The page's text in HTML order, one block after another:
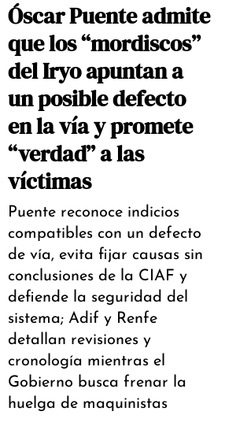
Óscar Puente admite
que los “mordiscos”
del Iryo apuntan a
un posible defecto
en la vía y promete
“verdad” a las
víctimas
Puente reconoce indicios
compatibles con un defecto
de vía, evita fijar causas sin
conclusiones de la CIAF y
defiende la seguridad del
sistema; Adif y Renfe
detallan revisiones y
cronología mientras el
Gobierno busca frenar la
huelga de maquinistas